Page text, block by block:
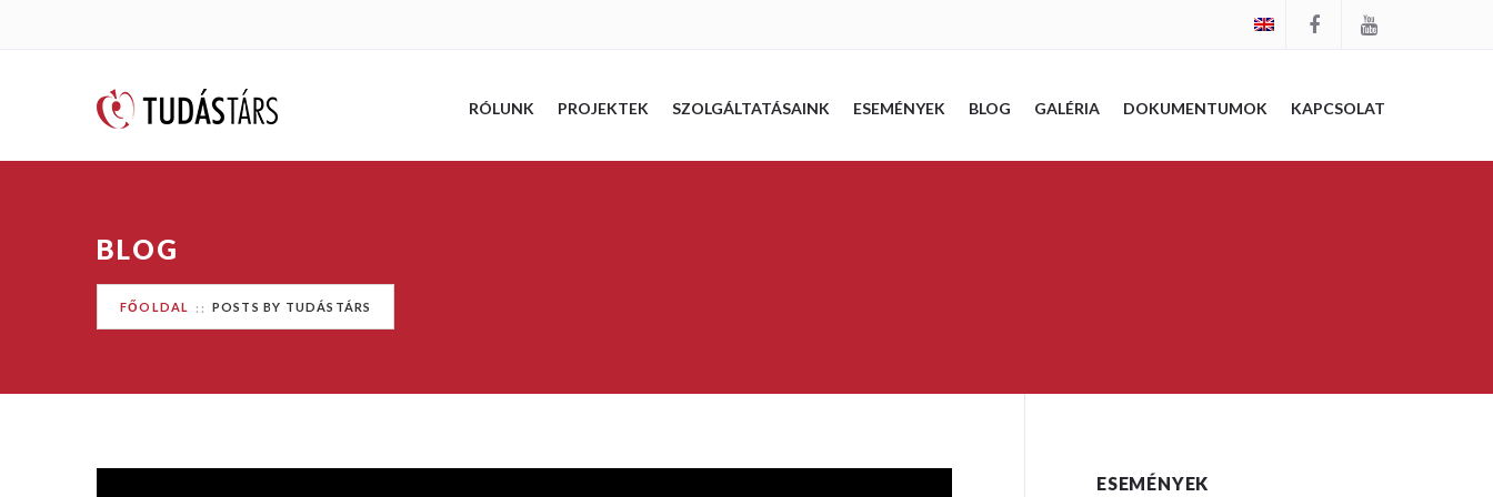
RÓLUNK PROJEKTEK SZOLGÁLTATÁSAINK ESEMÉNYEK BLOG GALÉRIA DOKUMENTUMOK KAPCSOLAT
BLOG
FŐOLDAL POSTS BY TUDÁSTÁRS
ESEMÉNYEK